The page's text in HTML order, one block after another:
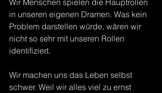
Wir Menschen spielen die Hauptrollen
in unseren eigenen Dramen. Was kein
Problem darstellen würde, wären wir
nicht so sehr mit unseren Rollen
identifiziert.
Wir machen uns das Leben selbst
schwer. Weil wir alles viel zu ernst